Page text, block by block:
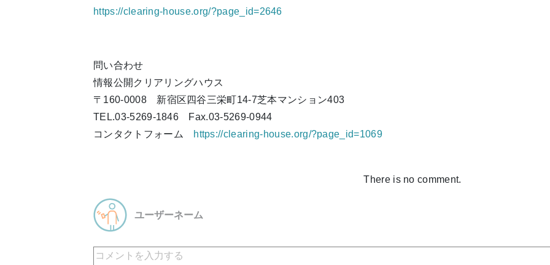
https://clearing-house.org/?page_id=2646
問い合わせ
情報公開クリアリングハウス
〒160-0008 新宿区四谷三栄町14-7芝本マンション403
TEL.03-5269-1846 Fax.03-5269-0944
コンタクトフォーム
https://clearing-house.org/?page_id=1069
There is no comment.
ユーザーネーム